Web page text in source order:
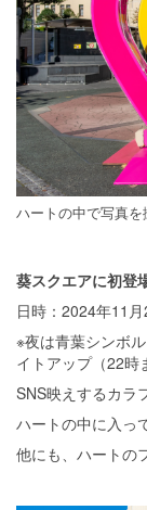
ハートの中で写真を
葵スクエアに初登
日時：2024年11
※夜は青葉シンボ
イトアップ（22時
SNS映えするカラ
ハートの中に入っ
他にも、ハートの